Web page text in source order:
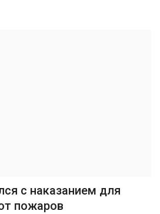
с наказанием для
пожаров